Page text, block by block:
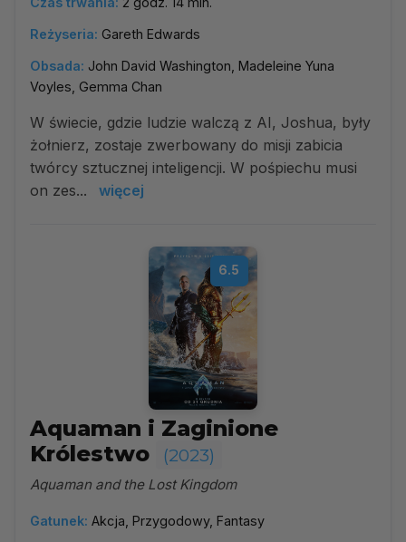
Reżyseria: Gareth Edwards
Obsada: John David Washington, Madeleine Yuna
Voyles, Gemma Chan
W świecie, gdzie ludzie walczą z AI, Joshua, były
żołnierz, zostaje zwerbowany do misji zabicia
twórcy sztucznej inteligencji. W pośpiechu musi
on zes...
więcej
6.5
Aquaman i Zaginione
Królestwo
(2023)
Aquaman and the Lost Kingdom
Gatunek: Akcja, Przygodowy, Fantasy